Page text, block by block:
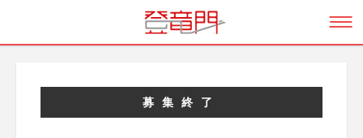
募集終了